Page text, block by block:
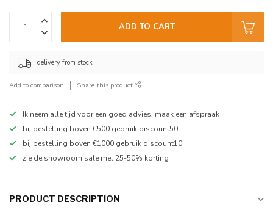
ADD TO CART
delivery from stock
Add to comparison Share this product
Ik neem alle tijd voor een goed advies, maak een afspraak
bij bestelling boven €500 gebruik discount50
bij bestelling boven €1000 gebruik discount10
zie de showroom sale met 25-50% korting
PRODUCT DESCRIPTION